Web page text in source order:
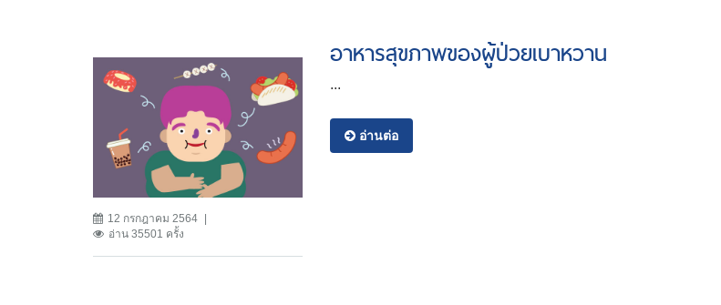
12 กรกฎาคม 2564
อ่าน 35501 ครั้ง
อาหารสุขภาพของผู้ป่วยเบาหวาน
...
อ่านต่อ